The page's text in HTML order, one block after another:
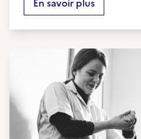
En savoir plus